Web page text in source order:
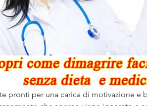
pronti per una carica di motivazione e